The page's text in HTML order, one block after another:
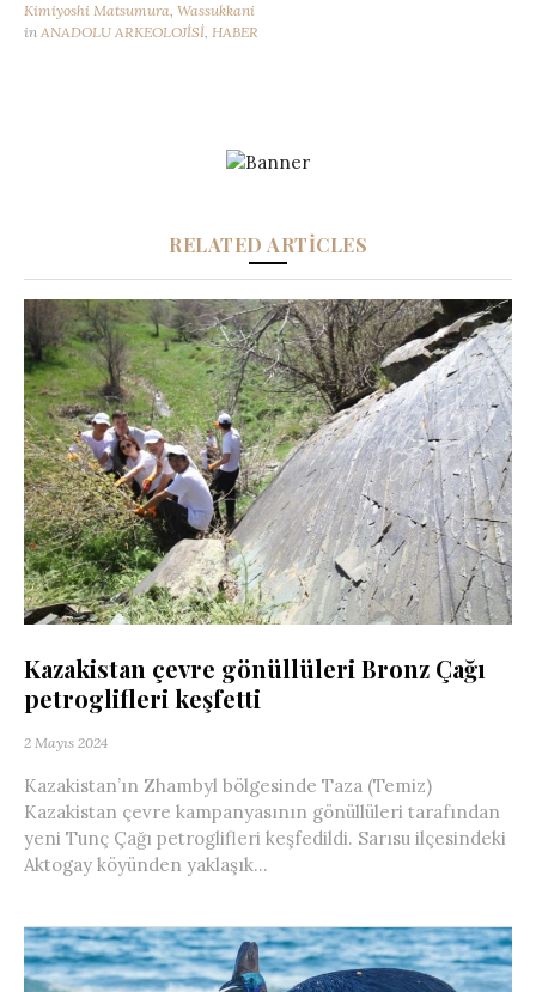
Kimiyoshi Matsumura Wassukkani
in ANADOLU ARKEOLOJİSİ HABER
RELATED ARTICLES
Kazakistan çevre gönüllüleri Bronz Çağı
petroglifleri keşfetti
2 Mayıs 2024
Kazakistan’ın Zhambyl bölgesinde Taza (Temiz)
Kazakistan çevre kampanyasının gönüllüleri tarafından
yeni Tunç Çağı petroglifleri keşfedildi. Sarısu ilçesindeki
Aktogay köyünden yaklaşık...